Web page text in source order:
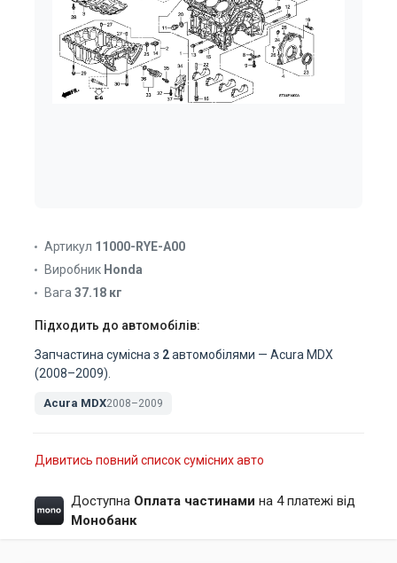
Артикул 11000-RYE-A00
Виробник Honda
Вага 37.18 кг
Підходить до автомобілів:
Запчастина сумісна з 2автомобілями — Acura MDX
(2008–2009).
Acura MDX2008–2009
Дивитись повний список сумісних авто
Доступна Оплата частинами на 4 платежі від
Монобанк